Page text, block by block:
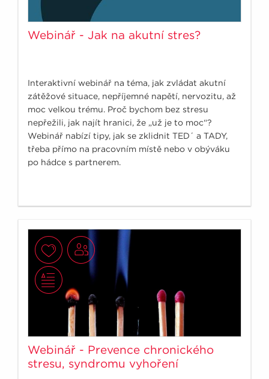
Webinář - Jak na akutní stres?
Interaktivní webinář na téma, jak zvládat akutní
zátěžové situace, nepříjemné napětí, nervozitu, až
moc velkou trému. Proč bychom bez stresu
nepřežili, jak najít hranici, že „už je to moc“?
Webinář nabízí tipy, jak se zklidnit TED´ a TADY,
třeba přímo na pracovním místě nebo v obýváku
po hádce s partnerem.
Webinář - Prevence chronického
stresu, syndromu vyhoření